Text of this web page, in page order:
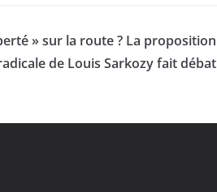
» sur la route ? La proposition
de Louis Sarkozy fait débat